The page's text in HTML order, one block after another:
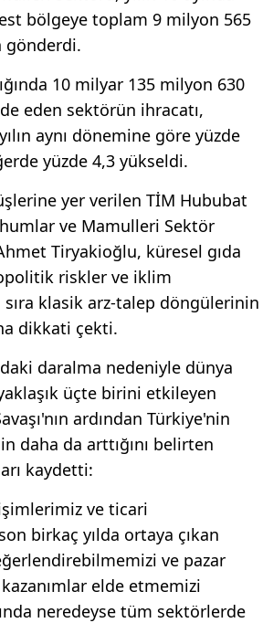
bölgeye toplam 9 milyon 565
gönderdi.
10 milyar 135 milyon 630
eden sektörün ihracatı,
aynı dönemine göre yüzde
yüzde 4,3 yükseldi.
yer verilen TİM Hububat
ve Mamulleri Sektör
Tiryakioğlu, küresel gıda
riskler ve iklim
sıra klasik arz-talep döngülerinin
dikkati çekti.
daralma nedeniyle dünya
üçte birini etkileyen
ardından Türkiye'nin
daha da arttığını belirten
kaydetti:
ve ticari
birkaç yılda ortaya çıkan
ve pazar
elde etmemizi
neredeyse tüm sektörlerde